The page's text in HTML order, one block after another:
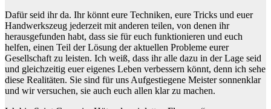
Dafür seid ihr da. Ihr könnt eure Techniken, eure Tricks und euer
Handwerkszeug jederzeit mit anderen teilen, von denen ihr
herausgefunden habt, dass sie für euch funktionieren und euch
helfen, einen Teil der Lösung der aktuellen Probleme eurer
Gesellschaft zu leisten. Ich weiß, dass ihr alle dazu in der Lage seid
und gleichzeitig euer eigenes Leben verbessern könnt, denn ich sehe
diese Realitäten. Sie sind für uns Aufgestiegene Meister sonnenklar
und wir versuchen, sie auch euch allen klar zu machen.